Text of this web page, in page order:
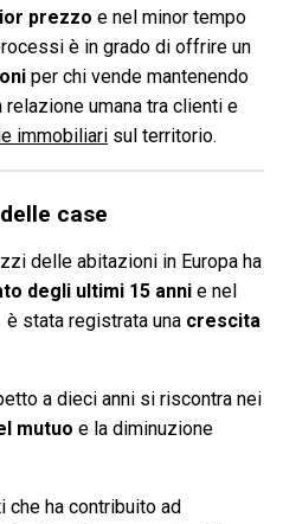
prezzo e nel minor tempo
è in grado di offrire un
per chi vende mantenendo
umana tra clienti e
immobiliari sul territorio.
case
delle abitazioni in Europa ha
degli ultimi 15 anni e nel
stata registrata una crescita
a dieci anni si riscontra nei
mutuo e la diminuzione
ha contribuito ad